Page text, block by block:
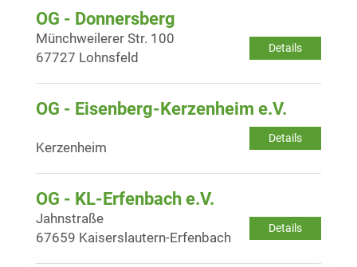
OG - Donnersberg
Details
Münchweilerer Str. 100
67727 Lohnsfeld
OG - Eisenberg-Kerzenheim e.V.
Details
Kerzenheim
OG - KL-Erfenbach e.V.
Details
Jahnstraße
67659 Kaiserslautern-Erfenbach